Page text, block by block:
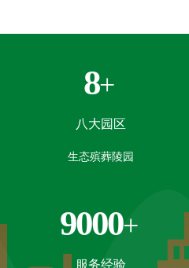
8+
八大园区
生态殡葬陵园
9000+
服务经验